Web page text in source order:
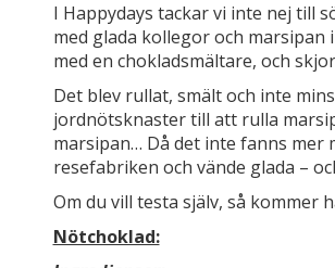
I Happydays tackar vi inte nej till
med glada kollegor och
med en chokladsmältare, och
Det blev rullat, smält och inte
jordnötsknaster till att rulla
marsipan… Då det inte fanns mer
resefabriken och vände glada –
Om du vill testa själv, så kommer
Nötchoklad: